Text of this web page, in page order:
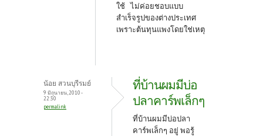
ใช้ ไม่ค่อยชอบแบบ
สำเร็จรูปของต่างประเทศ
เพราะต้นทุนแพงโดยใช่เหตุ
น้อย สวนบุรีรมย์
9 มิถุนายน, 2010 -
22:30
permalink
ที่บ้านผมมีบ่อ
ปลาคาร์พเล็กๆ
ที่บ้านผมมีบ่อปลา
คาร์พเล็กๆ อยู่ พอรู้